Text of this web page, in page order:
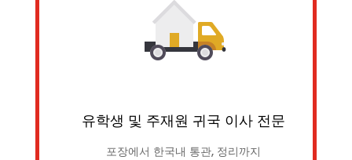
유학생 및 주재원 귀국 이사 전문
포장에서 한국내 통관, 정리까지